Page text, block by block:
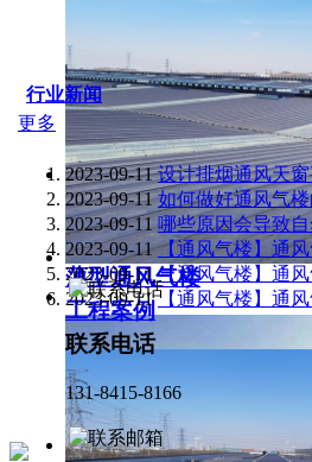
薄型通风气楼
工程案例
行业新闻
更多
2023-09-11 设计排烟通风天
2023-09-11 如何做好通风气
2023-09-11 哪些原因会导致
2023-09-11 【通风气楼】通
2023-09-11 【通风气楼】通
2023-09-11 【通风气楼】通
联系电话
131-8415-8166